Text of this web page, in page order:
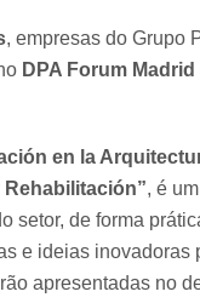
, empresas do Grupo
DPA Forum Madrid
en la
, é
setor, de forma
e ideias inovadoras
apresentadas no